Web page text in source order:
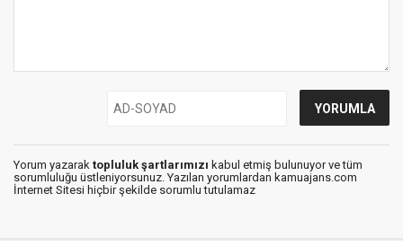
Yorum yazarak topluluk şartlarımızı kabul etmiş bulunuyor ve tüm
sorumluluğu üstleniyorsunuz. Yazılan yorumlardan kamuajans.com
İnternet Sitesi hiçbir şekilde sorumlu tutulamaz